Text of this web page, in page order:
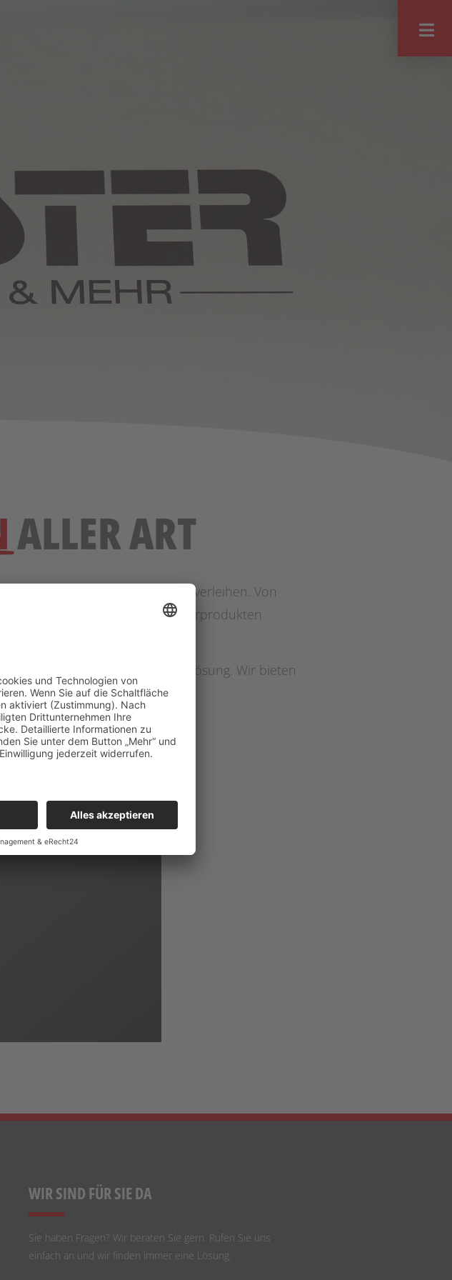
ALLER ART
den richtigen Schliff zu verleihen. Von
zu Messeartikeln und Sonderprodukten
bis großer Stückzahl.
gemeinsam die optimale Lösung. Wir bieten
sichtbar!
WIR SIND FÜR SIE DA
Sie haben Fragen? Wir beraten Sie gern. Rufen Sie uns
einfach an und wir finden immer eine Lösung.